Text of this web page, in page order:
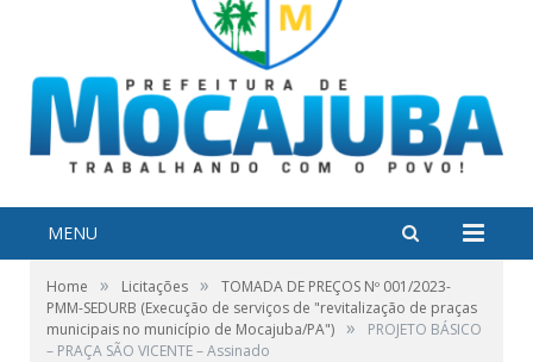
MENU
Home » Licitações »
TOMADA DE PREÇOS Nº 001/2023-
PMM-SEDURB (Execução de serviços de "revitalização de praças
municipais no município de Mocajuba/PA") »
PROJETO BÁSICO
– PRAÇA SÃO VICENTE – Assinado